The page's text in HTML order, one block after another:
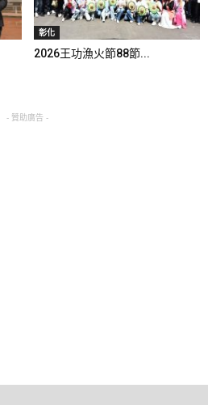
彰化
2026王功漁火節88節...
- 贊助廣告 -